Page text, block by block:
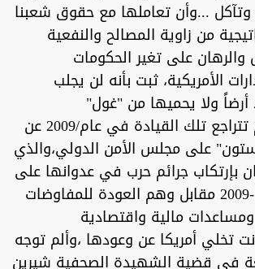
...وأن تعاملها مع حقوق شعبنا
من زاوية المصالح والنفعية
والرهان على تغير الحكومات
الأمريكية، ثبت بأنه لن يجلب
ولا يحميها من "غول"
الإستيطان....ألم تتراجع تلك القيادة في عام/2009 عن
على مجلس الأمن الدولي،والذي
بإرتكاب جرائم حرب في عدوانها على
قطاع غزة 2008 -2009 مقابل وهم العودة للمفاوضات
مالية واقتصادية
تخلي أمريكا عن وعودها ،وألم توجه
في قضية الشهيدة الصحفية شيرين